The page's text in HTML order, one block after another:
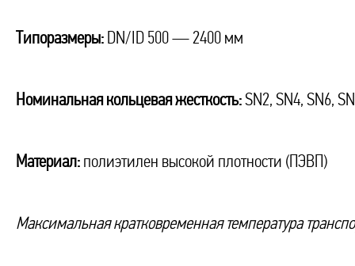
Типоразмеры: DN/ID 500 — 2400 мм
Номинальная кольцевая жесткость:SN2, SN4, SN6,
Материал: полиэтилен высокой плотности (ПЭВП)
Максимальная кратковременная температура